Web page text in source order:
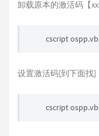
卸载原本的激活码【
cscript
设置激活码[到下面找]
cscript